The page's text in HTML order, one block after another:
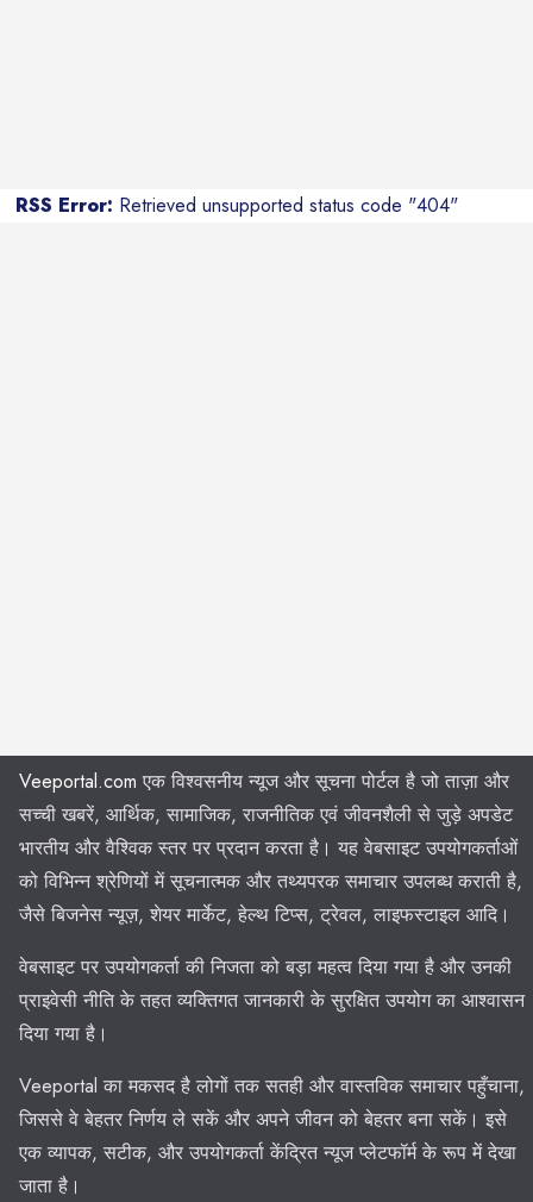
RSS Error: Retrieved unsupported status code "404"
Veeportal.com एक विश्वसनीय न्यूज और सूचना पोर्टल है जो ताज़ा और
सच्ची खबरें, आर्थिक, सामाजिक, राजनीतिक एवं जीवनशैली से जुड़े अपडेट
भारतीय और वैश्विक स्तर पर प्रदान करता है। यह वेबसाइट उपयोगकर्ताओं
को विभिन्न श्रेणियों में सूचनात्मक और तथ्यपरक समाचार उपलब्ध कराती है,
जैसे बिजनेस न्यूज़, शेयर मार्केट, हेल्थ टिप्स, ट्रेवल, लाइफस्टाइल आदि।
वेबसाइट पर उपयोगकर्ता की निजता को बड़ा महत्व दिया गया है और उनकी
प्राइवेसी नीति के तहत व्यक्तिगत जानकारी के सुरक्षित उपयोग का आश्वासन
दिया गया है।
Veeportal का मकसद है लोगों तक सतही और वास्तविक समाचार पहुँचाना,
जिससे वे बेहतर निर्णय ले सकें और अपने जीवन को बेहतर बना सकें। इसे
एक व्यापक, सटीक, और उपयोगकर्ता केंद्रित न्यूज प्लेटफॉर्म के रूप में देखा
जाता है।